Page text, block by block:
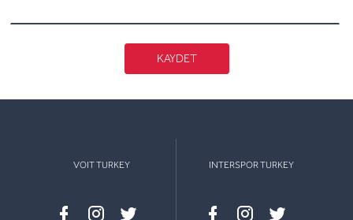
KAYDET
VOIT TURKEY INTERSPOR TURKEY